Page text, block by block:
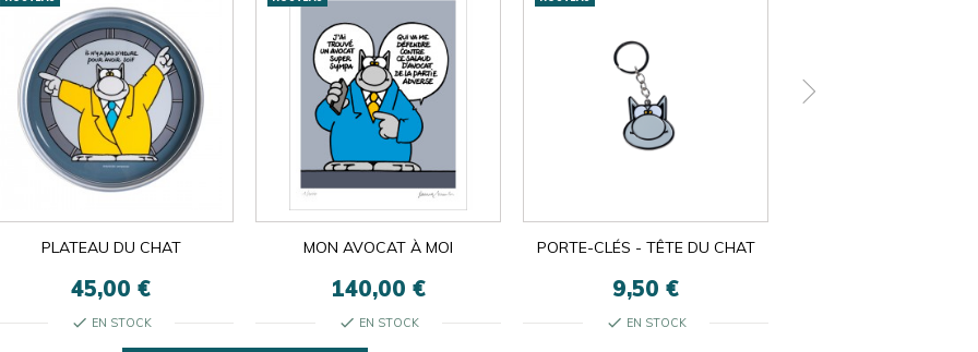
PLATEAU DU CHAT
45,00 €
check EN STOCK
MON AVOCAT À MOI
140,00 €
check EN STOCK
PORTE-CLÉS - TÊTE DU CHAT
9,50 €
check EN STOCK